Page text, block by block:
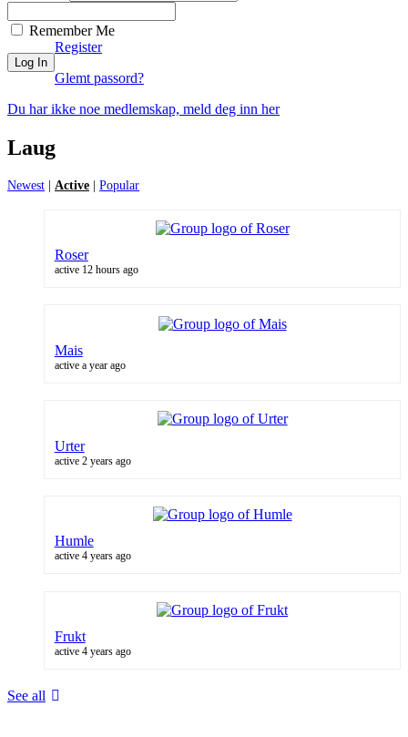
Remember Me
Register
Glemt passord?
Du har ikke noe medlemskap, meld deg inn her
Laug
Newest | Active | Popular
Roser
active 12 hours ago
Mais
active a year ago
Urter
active 2 years ago
Humle
active 4 years ago
Frukt
active 4 years ago
See all